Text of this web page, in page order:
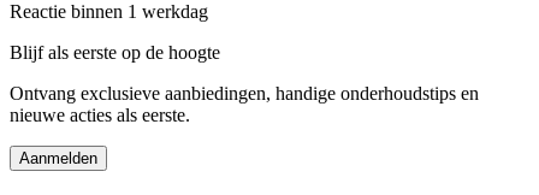
Reactie binnen 1 werkdag
Blijf als eerste op de hoogte
Ontvang exclusieve aanbiedingen, handige onderhoudstips en
nieuwe acties als eerste.
Aanmelden